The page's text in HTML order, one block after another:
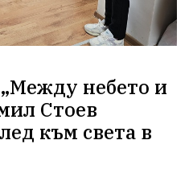
небето и
Стоев
към света в